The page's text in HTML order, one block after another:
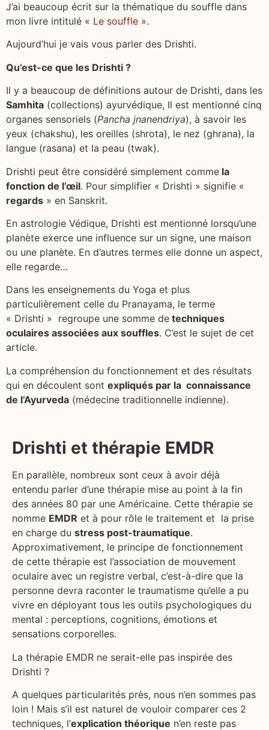
J’ai beaucoup écrit sur la thématique du souffle dans
mon livre intitulé « Le souffle ».
Aujourd’hui je vais vous parler des Drishti.
Qu’est-ce que les Drishti ?
Il y a beaucoup de définitions autour de Drishti, dans les
Samhita (collections) ayurvédique, Il est mentionné cinq
organes sensoriels (Pancha jnanendriya), à savoir les
yeux (chakshu), les oreilles (shrota), le nez (ghrana), la
langue (rasana) et la peau (twak).
Drishti peut être considéré simplement comme la
fonction de l’œil. Pour simplifier « Drishti » signifie «
regards » en Sanskrit.
En astrologie Védique, Drishti est mentionné lorsqu’une
planète exerce une influence sur un signe, une maison
ou une planète. En d’autres termes elle donne un aspect,
elle regarde…
Dans les enseignements du Yoga et plus
particulièrement celle du Pranayama, le terme
« Drishti » regroupe une somme de techniques
oculaires associées aux souffles. C’est le sujet de cet
article.
La compréhension du fonctionnement et des résultats
qui en découlent sont expliqués par la connaissance
de l’Ayurveda (médecine traditionnelle indienne).
Drishti et thérapie EMDR
En parallèle, nombreux sont ceux à avoir déjà
entendu parler d’une thérapie mise au point à la fin
des années 80 par une Américaine. Cette thérapie se
nomme EMDR et à pour rôle le traitement et la prise
en charge du stress post-traumatique.
Approximativement, le principe de fonctionnement
de cette thérapie est l’association de mouvement
oculaire avec un registre verbal, c’est-à-dire que la
personne devra raconter le traumatisme qu’elle a pu
vivre en déployant tous les outils psychologiques du
mental : perceptions, cognitions, émotions et
sensations corporelles.
La thérapie EMDR ne serait-elle pas inspirée des
Drishti ?
A quelques particularités près, nous n’en sommes pas
loin ! Mais s’il est naturel de vouloir comparer ces 2
techniques, l’explication théorique n’en reste pas